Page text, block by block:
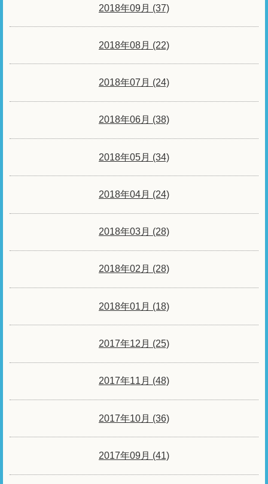
2018年09月 (37)
2018年08月 (22)
2018年07月 (24)
2018年06月 (38)
2018年05月 (34)
2018年04月 (24)
2018年03月 (28)
2018年02月 (28)
2018年01月 (18)
2017年12月 (25)
2017年11月 (48)
2017年10月 (36)
2017年09月 (41)